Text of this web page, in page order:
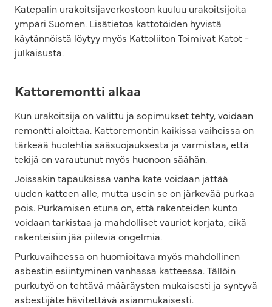
Katepalin urakoitsijaverkostoon kuuluu urakoitsijoita
ympäri Suomen. Lisätietoa kattotöiden hyvistä
käytännöistä löytyy myös Kattoliiton Toimivat Katot -
julkaisusta.
Kattoremontti alkaa
Kun urakoitsija on valittu ja sopimukset tehty, voidaan
remontti aloittaa. Kattoremontin kaikissa vaiheissa on
tärkeää huolehtia sääsuojauksesta ja varmistaa, että
tekijä on varautunut myös huonoon säähän.
Joissakin tapauksissa vanha kate voidaan jättää
uuden katteen alle, mutta usein se on järkevää purkaa
pois. Purkamisen etuna on, että rakenteiden kunto
voidaan tarkistaa ja mahdolliset vauriot korjata, eikä
rakenteisiin jää piileviä ongelmia.
Purkuvaiheessa on huomioitava myös mahdollinen
asbestin esiintyminen vanhassa katteessa. Tällöin
purkutyö on tehtävä määräysten mukaisesti ja syntyvä
asbestijäte hävitettävä asianmukaisesti.